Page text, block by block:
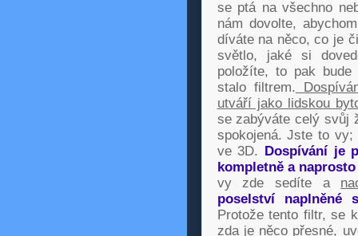
se ptá na všechno
nám dovolte,
díváte na něco, co je
světlo, jaké si
položíte, to pak
stalo filtrem.
utváří jako lidskou
se zabýváte celý svůj
spokojená. Jste to
ve 3D. Dospívání je
kompletně a
vy zde sedíte a
poselství naplněné
Protože tento filtr, se
zda je něco přesné,